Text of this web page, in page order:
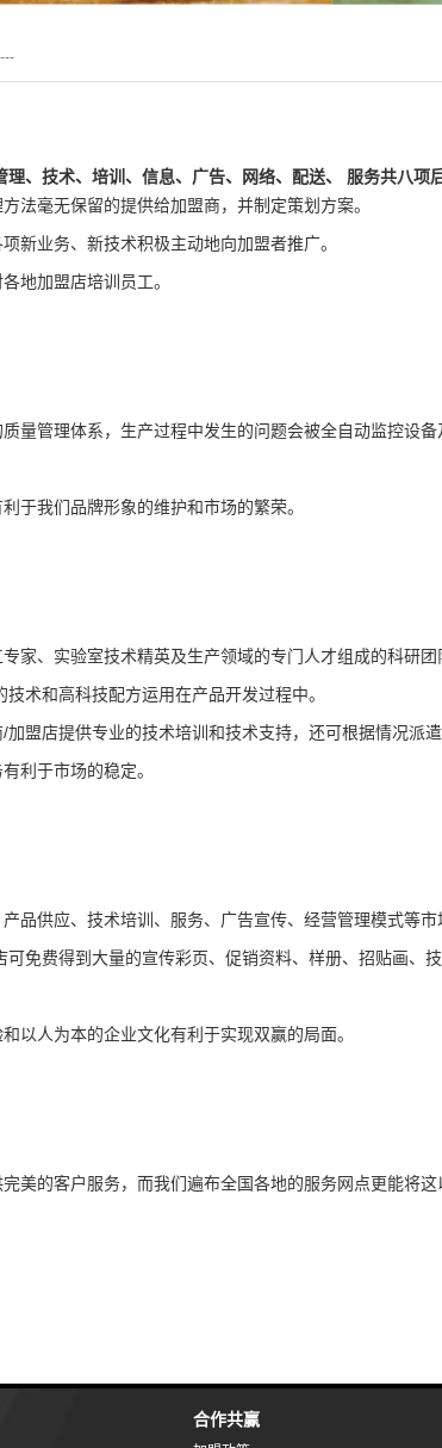
理、技术、培训、信息、广告、网络、配送、 服务共八项
毫无保留的提供给加盟商，并制定策划方案。
业务、新技术积极主动地向加盟者推广。
加盟店培训员工。
管理体系，生产过程中发生的问题会被全自动监控设
我们品牌形象的维护和市场的繁荣。
、实验室技术精英及生产领域的专门人才组成的科研
术和高科技配方运用在产品开发过程中。
盟店提供专业的技术培训和技术支持，还可根据情况派
利于市场的稳定。
供应、技术培训、服务、广告宣传、经营管理模式等市
免费得到大量的宣传彩页、促销资料、样册、招贴画、
人为本的企业文化有利于实现双赢的局面。
的客户服务，而我们遍布全国各地的服务网点更能将
合作共赢